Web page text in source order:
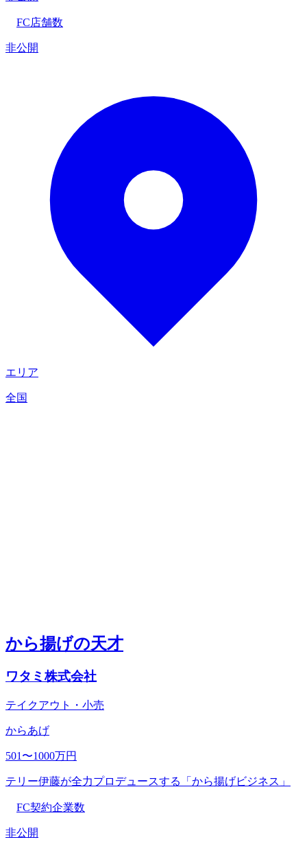
FC店舗数
非公開
エリア
全国
から揚げの天才
ワタミ株式会社
テイクアウト・小売
からあげ
501〜1000万円
テリー伊藤が全力プロデュースする「から揚げビジネス」
FC契約企業数
非公開